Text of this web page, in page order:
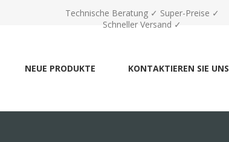
Technische Beratung ✓ Super-Preise ✓
Schneller Versand ✓
NEUE PRODUKTE KONTAKTIEREN SIE UNS